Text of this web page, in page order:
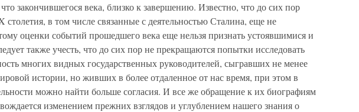
закончившегося века, близко к завершению. Известно, что до сих пор
в том числе связанные с деятельностью Сталина, еще не
оценки событий прошедшего века еще нельзя признать устоявшимися и
также учесть, что до сих пор не прекращаются попытки исследовать
многих видных государственных руководителей, сыгравших не менее
истории, но живших в более отдаленное от нас время, при этом в
можно найти больше согласия. И все же обращение к их биографиям
изменением прежних взглядов и углублением нашего знания о